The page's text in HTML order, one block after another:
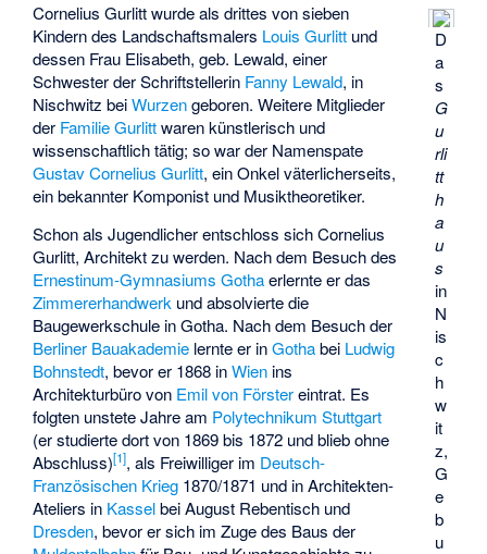
D
a
s
G
u
rli
tt
h
a
u
s
in
N
is
c
h
w
it
z,
G
e
b
u
Cornelius Gurlitt wurde als drittes von sieben
Kindern des Landschaftsmalers Louis Gurlitt und
dessen Frau Elisabeth, geb. Lewald, einer
Schwester der Schriftstellerin Fanny Lewald, in
Nischwitz beiWurzengeboren. Weitere Mitglieder
der Familie Gurlittwaren künstlerisch und
wissenschaftlich tätig; so war der Namenspate
Gustav Cornelius Gurlitt, ein Onkel väterlicherseits,
ein bekannter Komponist und Musiktheoretiker.
Schon als Jugendlicher entschloss sich Cornelius
Gurlitt, Architekt zu werden. Nach dem Besuch des
Ernestinum-Gymnasiums Gothaerlernte er das
Zimmererhandwerk und absolvierte die
Baugewerkschule in Gotha. Nach dem Besuch der
Berliner Bauakademie lernte er inGothabei Ludwig
Bohnstedt, bevor er 1868 inWien ins
Architekturbüro von Emil von Förstereintrat. Es
folgten unstete Jahre am Polytechnikum Stuttgart
(er studierte dort von 1869 bis 1872 und blieb ohne
Abschluss)[1], als Freiwilliger im Deutsch-
Französischen Krieg 1870/1871 und in Architekten-
Ateliers in KasselbeiAugust Rebentisch und
Dresden, bevor er sich im Zuge des Baus der